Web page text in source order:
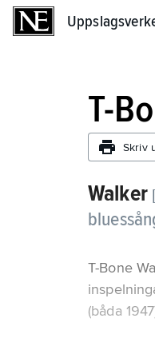
T-
Skriv
Walker
T-Bone
(båda